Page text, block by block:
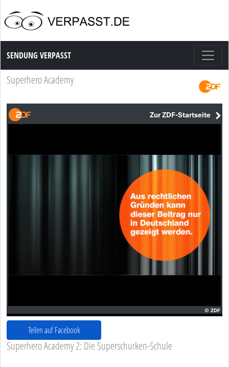
Sendung Verpasst
SENDUNG VERPASST
Superhero Academy
Teilen auf Facebook
Superhero Academy 2: Die Superschurken-Schule